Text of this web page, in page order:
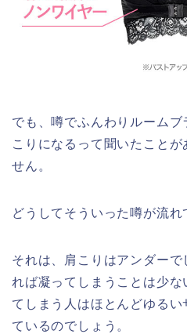
でも、噂でふんわりルーム
こりになるって聞いたことが
せん。
どうしてそういった噂が流れ
それは、肩こりはアンダー
れば凝ってしまうことは少
てしまう人はほとんどゆる
ているのでしょう。